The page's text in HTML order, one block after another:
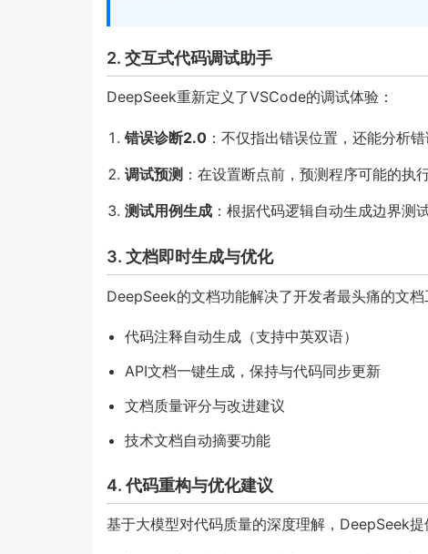
2. 交互式代码调试助手
DeepSeek重新定义了VSCode的调试体验：
错误诊断2.0 ：不仅指出错误位置，还能分析
调试预测 ：在设置断点前，预测程序可能的执
测试用例生成 ：根据代码逻辑自动生成边界测
3. 文档即时生成与优化
DeepSeek的文档功能解决了开发者最头痛的文档
代码注释自动生成（支持中英双语）
API文档一键生成，保持与代码同步更新
文档质量评分与改进建议
技术文档自动摘要功能
4. 代码重构与优化建议
基于大模型对代码质量的深度理解，DeepSeek提